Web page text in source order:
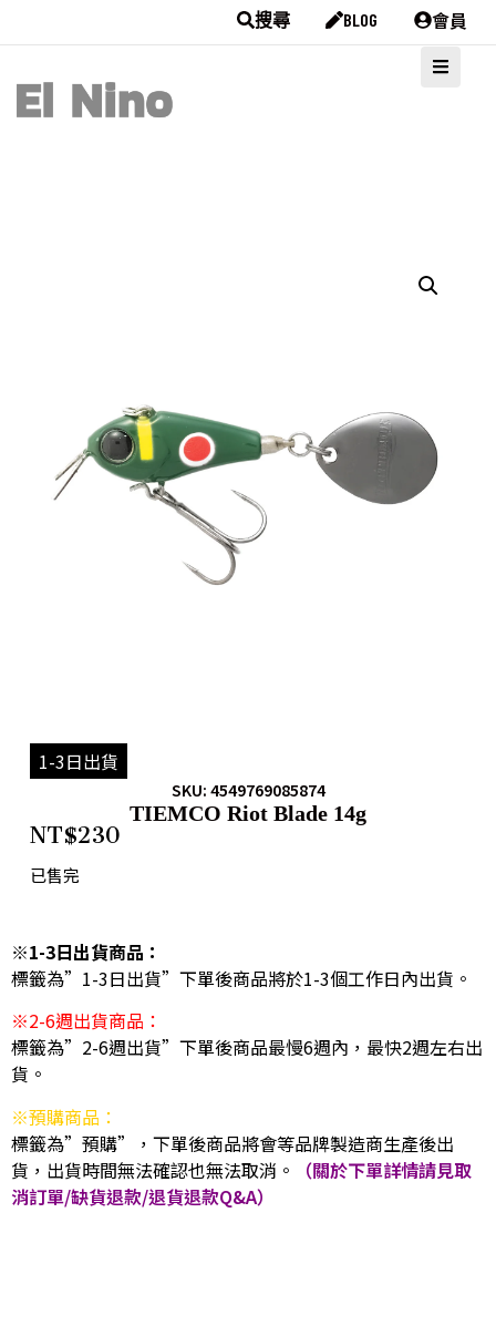
搜尋 BLOG 會員
1-3日出貨
SKU: 4549769085874
TIEMCO Riot Blade 14g
NT$230
已售完
※1-3日出貨商品：
標籤為”1-3日出貨”下單後商品將於1-3個工作日內出貨。
※2-6週出貨商品：
標籤為”2-6週出貨”下單後商品最慢6週內，最快2週左右出
貨。
※預購商品：
標籤為”預購”，下單後商品將會等品牌製造商生產後出
貨，出貨時間無法確認也無法取消。
（關於下單詳情請見取
消訂單/缺貨退款/退貨退款Q&A）